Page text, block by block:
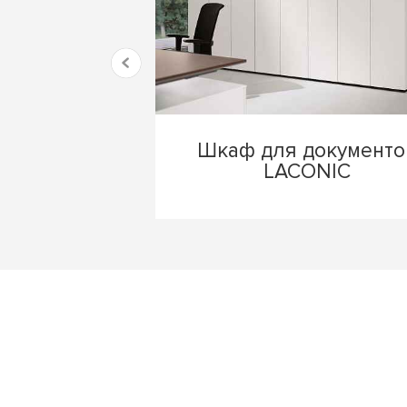
Шкаф для
LACONIC